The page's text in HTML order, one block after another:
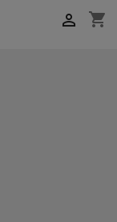
shopping_cart
